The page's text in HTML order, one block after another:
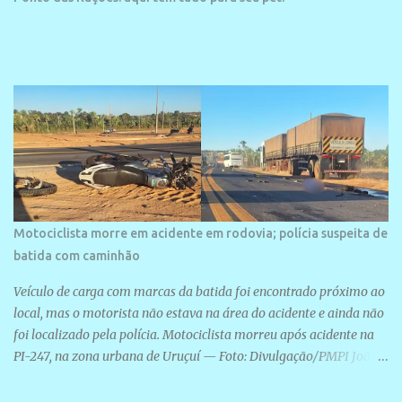
Motociclista morre em acidente em rodovia; polícia suspeita de
batida com caminhão
Veículo de carga com marcas da batida foi encontrado próximo ao
local, mas o motorista não estava na área do acidente e ainda não
foi localizado pela polícia. Motociclista morreu após acidente na
PI-247, na zona urbana de Uruçuí — Foto: Divulgação/PMPI João